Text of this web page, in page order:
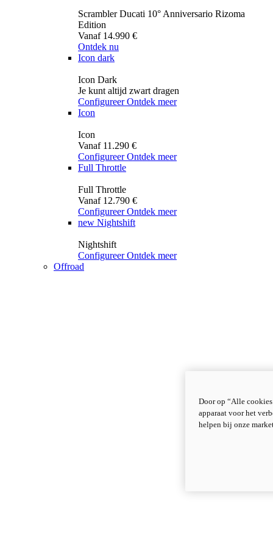
Scrambler Ducati 10° Anniversario Rizoma
Edition
Vanaf 14.990 €
Ontdek nu
Icon dark
Icon Dark
Je kunt altijd zwart dragen
Configureer Ontdek meer
Icon
Icon
Vanaf 11.290 €
Configureer Ontdek meer
Full Throttle
Full Throttle
Vanaf 12.790 €
Configureer Ontdek meer
new Nightshift
Nightshift
Configureer Ontdek meer
Offroad
Door op “Alle
apparaat voor het
helpen bij onze